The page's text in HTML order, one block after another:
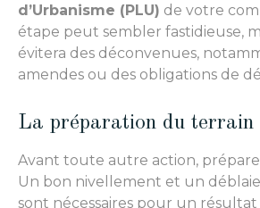
d’Urbanisme (PLU) de votre
étape peut sembler fastidieuse,
évitera des déconvenues,
amendes ou des obligations de
La préparation du terrain
Avant toute autre action,
Un bon nivellement et un
sont nécessaires pour un